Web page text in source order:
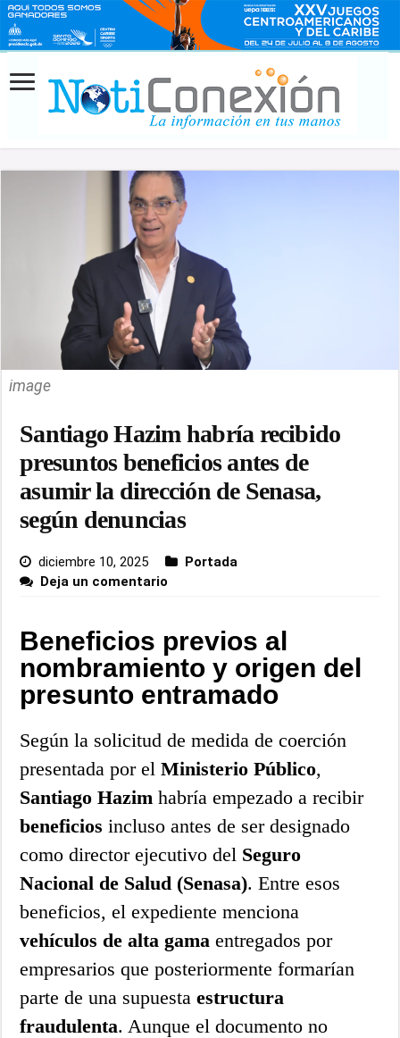
image
Santiago Hazim habría recibido
presuntos beneficios antes de
asumir la dirección de Senasa,
según denuncias
diciembre 10, 2025
Portada
Deja un comentario
Beneficios previos al
nombramiento y origen del
presunto entramado
Según la solicitud de medida de coerción
presentada por elMinisterio Público,
Santiago Hazim habría empezado a recibir
beneficios incluso antes de ser designado
como director ejecutivo del Seguro
Nacional de Salud (Senasa). Entre esos
beneficios, el expediente menciona
vehículos de alta gama entregados por
empresarios que posteriormente formarían
parte de una supuestaestructura
fraudulenta. Aunque el documento no